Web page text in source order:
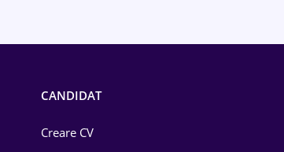
CANDIDAT
Creare CV